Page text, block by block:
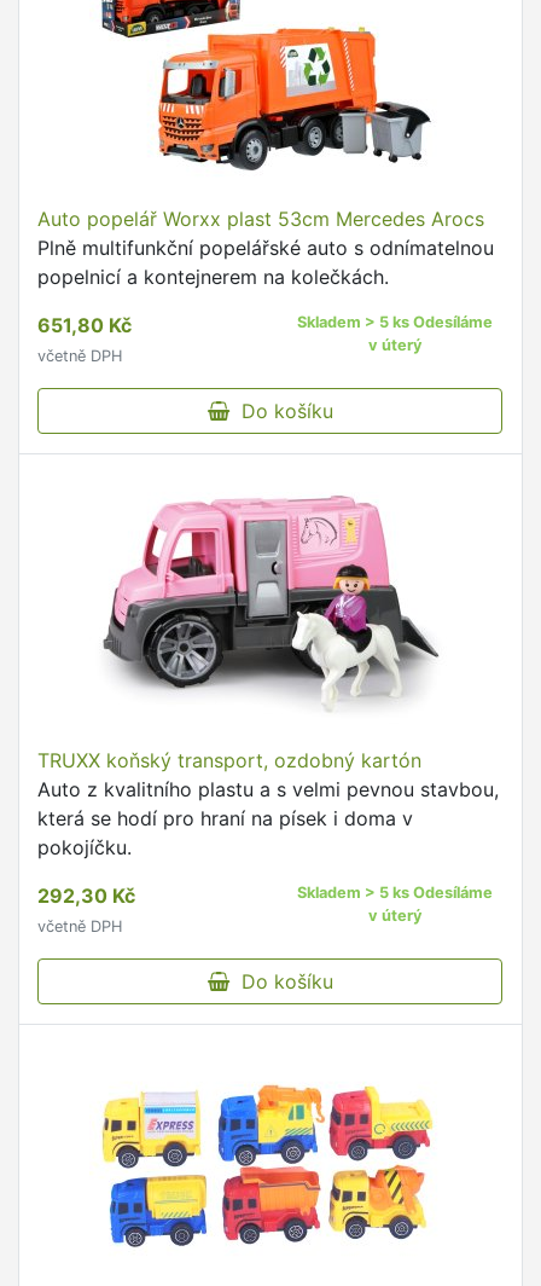
Auto popelář Worxx plast 53cm Mercedes Arocs
Plně multifunkční popelářské auto s odnímatelnou
popelnicí a kontejnerem na kolečkách.
651,80 Kč
včetně DPH
Skladem > 5 ks Odesíláme
v úterý
Do košíku
TRUXX koňský transport, ozdobný kartón
Auto z kvalitního plastu a s velmi pevnou stavbou,
která se hodí pro hraní na písek i doma v
pokojíčku.
292,30 Kč
včetně DPH
Skladem > 5 ks Odesíláme
v úterý
Do košíku